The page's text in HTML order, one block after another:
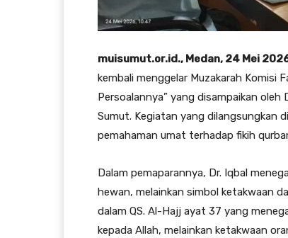
muisumut.or.id., Medan, 24 Mei
kembali menggelar Muzakarah Komisi
Persoalannya” yang disampaikan oleh
Sumut. Kegiatan yang dilangsungkan
pemahaman umat terhadap fikih
Dalam pemaparannya, Dr. Iqbal
hewan, melainkan simbol ketakwaan
dalam QS. Al-Hajj ayat 37 yang
kepada Allah, melainkan ketakwaan